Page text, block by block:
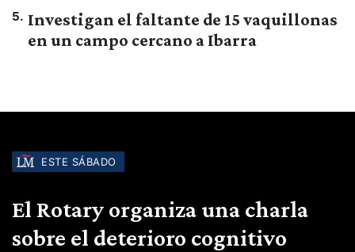
5. Investigan el faltante de 15 vaquillonas
en un campo cercano a Ibarra
ESTE SÁBADO
El Rotary organiza una charla
sobre el deterioro cognitivo